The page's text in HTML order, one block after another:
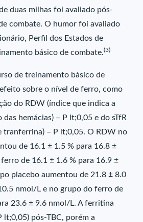
duas milhas foi avaliado pós-
combate. O humor foi avaliado
Perfil dos Estados de
básico de combate.(3)
de treinamento básico de
sobre o nível de ferro, como
do RDW (índice que indica a
hemácias) – P lt;0,05 e do sTfR
tranferrina) – P lt;0,05. O RDW no
de 16.1 ± 1.5 % para 16.8 ±
de 16.1 ± 1.6 % para 16.9 ±
placebo aumentou de 21.8 ± 8.0
nmol/L e no grupo do ferro de
23.6 ± 9.6 nmol/L. A ferritina
lt;0,05) pós-TBC, porém a